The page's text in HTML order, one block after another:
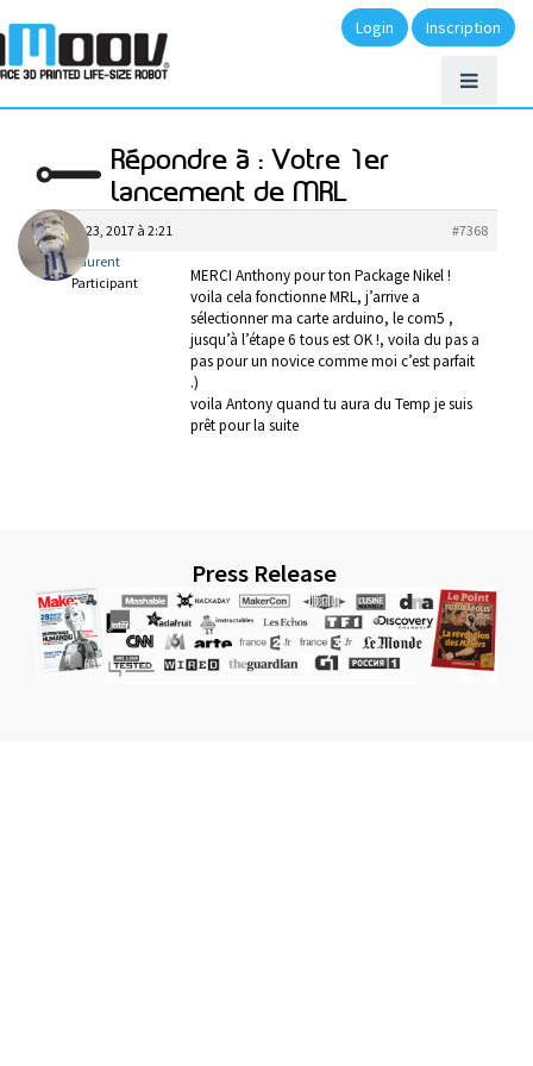
Login Inscription
Répondre à : Votre 1er
lancement de MRL
février 23, 2017 à 2:21
#7368
laurent
Participant
MERCI Anthony pour ton Package Nikel !
voila cela fonctionne MRL, j’arrive a
sélectionner ma carte arduino, le com5 ,
jusqu’à l’étape 6 tous est OK !, voila du pas a
pas pour un novice comme moi c’est parfait
.)
voila Antony quand tu aura du Temp je suis
prêt pour la suite
Press Release